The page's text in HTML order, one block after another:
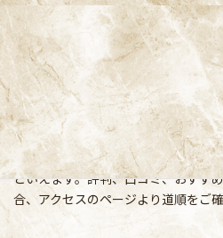
阿佐ヶ谷ことぶき歯科・矯正歯科
〒166-0004 東京都杉並区阿佐谷南
阿佐ヶ谷の歯医者「阿佐ヶ谷ことぶ
央線(快速)「阿佐ケ谷駅」徒歩0分 /
徒歩0分 / 東京メトロ丸ノ内線「南阿
ぐでとても通いやすい場所にある歯
宿、東京都内、隣接県や遠方からも
といえます。評判、口コミ、おすす
合、アクセスのページより道順をご確